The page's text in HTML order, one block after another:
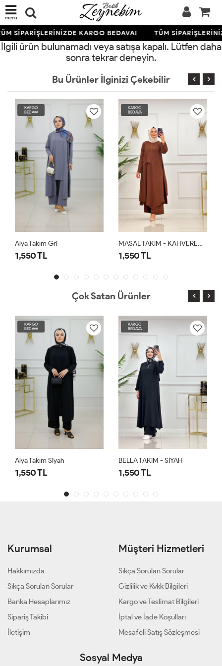
menü
SİPARİŞLERİNİZDE KARGO BEDAVA! TÜM
İlgili ürün bulunamadı veya satışa kapalı. Lütfen daha
sonra tekrar deneyin.
Bu Ürünler İlginizi Çekebilir
KARGO
BEDAVA
Alya Takım Gri
1,550 TL
KARGO
BEDAVA
MASAL TAKIM - KAHVERENGİ
1,550 TL
Çok Satan Ürünler
KARGO
BEDAVA
Alya Takım Siyah
1,550 TL
KARGO
BEDAVA
BELLA TAKIM - SİYAH
1,550 TL
Kurumsal
Hakkımızda
Sıkça Sorulan Sorular
Banka Hesaplarımız
Sipariş Takibi
İletişim
Müşteri Hizmetleri
Sıkça Sorulan Sorular
Gizlilik ve Kvkk Bilgileri
Kargo ve Teslimat Bilgileri
İptal ve İade Koşulları
Mesafeli Satış Sözleşmesi
Sosyal Medya